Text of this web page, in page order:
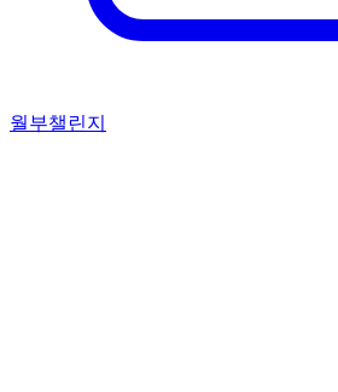
월부챌린지